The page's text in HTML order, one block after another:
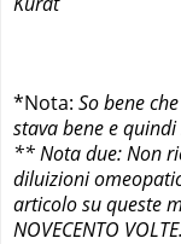
*Nota: So bene
stava bene e
** Nota due: Non
diluizioni
articolo su queste
NOVECENTO